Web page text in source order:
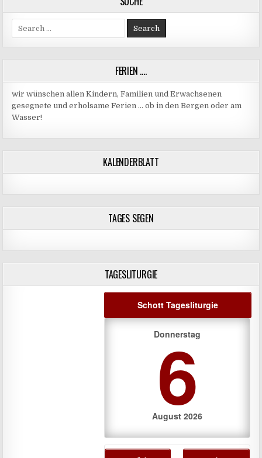
Search
for:
FERIEN ….
wir wünschen allen Kindern, Familien und Erwachsenen
gesegnete und erholsame Ferien … ob in den Bergen oder am
Wasser!
KALENDERBLATT
TAGES SEGEN
TAGESLITURGIE
Schott Tagesliturgie
Donnerstag
6
August 2026